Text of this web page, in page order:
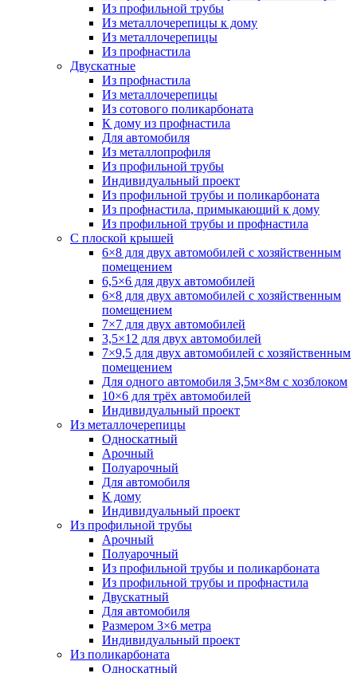
Из профильной трубы
Из металлочерепицы к дому
Из металлочерепицы
Из профнастила
Двускатные
Из профнастила
Из металлочерепицы
Из сотового поликарбоната
К дому из профнастила
Для автомобиля
Из металлопрофиля
Из профильной трубы
Индивидуальный проект
Из профильной трубы и поликарбоната
Из профнастила, примыкающий к дому
Из профильной трубы и профнастила
С плоской крышей
6×8 для двух автомобилей с хозяйственным
помещением
6,5×6 для двух автомобилей
6×8 для двух автомобилей с хозяйственным
помещением
7×7 для двух автомобилей
3,5×12 для двух автомобилей
7×9,5 для двух автомобилей с хозяйственным
помещением
Для одного автомобиля 3,5м×8м с хозблоком
10×6 для трёх автомобилей
Индивидуальный проект
Из металлочерепицы
Односкатный
Арочный
Полуарочный
Для автомобиля
К дому
Индивидуальный проект
Из профильной трубы
Арочный
Полуарочный
Из профильной трубы и поликарбоната
Из профильной трубы и профнастила
Двускатный
Для автомобиля
Размером 3×6 метра
Индивидуальный проект
Из поликарбоната
Односкатный